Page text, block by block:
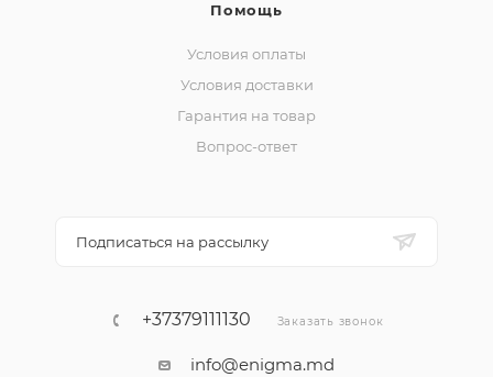
Помощь
Условия оплаты
Условия доставки
Гарантия на товар
Вопрос-ответ
Подписаться на рассылку
+37379111130 Заказать звонок
info@enigma.md